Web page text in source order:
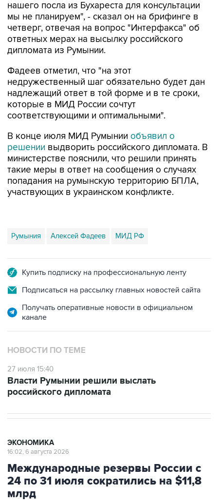
нашего посла из Бухареста для консультации
мы не планируем", - сказал он на брифинге в
четверг, отвечая на вопрос "Интерфакса" об
ответных мерах на высылку российского
дипломата из Румынии.
Фадеев отметил, что "на этот
недружественный шаг обязательно будет дан
надлежащий ответ в той форме и в те сроки,
которые в МИД России сочтут
соответствующими и оптимальными".
В конце июля МИД Румынии объявил о
решении выдворить российского дипломата. В
министерстве пояснили, что решили принять
такие меры в ответ на сообщения о случаях
попадания на румынскую территорию БПЛА,
участвующих в украинском конфликте.
Румыния Алексей Фадеев МИД РФ
Купить подписку на профессиональную ленту
Подписаться на рассылку главных новостей сайта
Получать оперативные новости в официальном
канале
НОВОСТИ ПО ТЕМЕ
27 июля 15:40
Власти Румынии решили выслать
российского дипломата
ЭКОНОМИКА
16:02, 6 августа 2026
Международные резервы России с
24 по 31 июля сократились на $11,8
млрд